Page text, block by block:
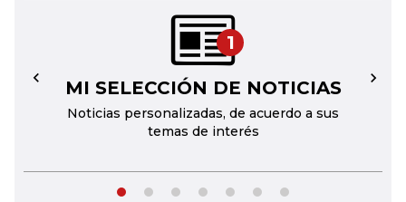
1
MI SELECCIÓN DE NOTICIAS
Noticias personalizadas, de acuerdo a sus
temas de interés
← →